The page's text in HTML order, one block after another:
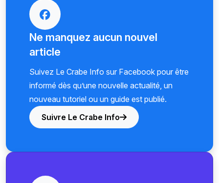
Ne manquez aucun nouvel
article
Suivez Le Crabe Info sur Facebook pour être
informé dès qu’une nouvelle actualité, un
nouveau tutoriel ou un guide est publié.
Suivre Le Crabe Info